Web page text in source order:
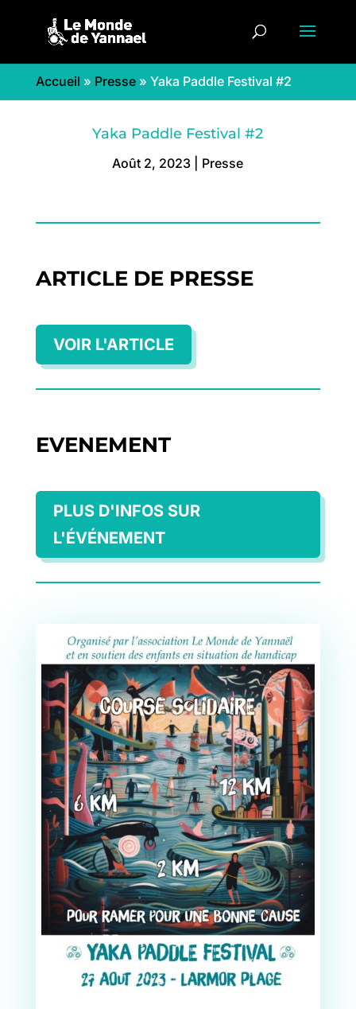
Accueil » Presse» Yaka Paddle Festival #2
Yaka Paddle Festival #2
Août 2, 2023 Presse
ARTICLE DE PRESSE
VOIR L'ARTICLE
EVENEMENT
PLUS D'INFOS SUR
L'ÉVÉNEMENT